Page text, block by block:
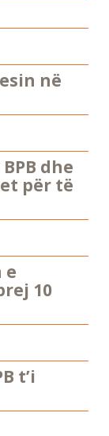
në
dhe
për të
e
10
t’i